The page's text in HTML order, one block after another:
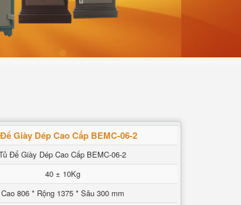
Giày Dép Cao Cấp BEMC-06-2
Để Giày Dép Cao Cấp BEMC-06-2
40 ± 10Kg
Cao 806 * Rộng 1375 * Sâu 300 mm